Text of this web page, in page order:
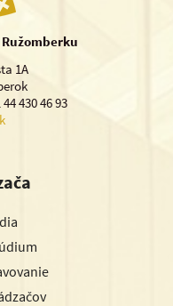
1A
430 46 93